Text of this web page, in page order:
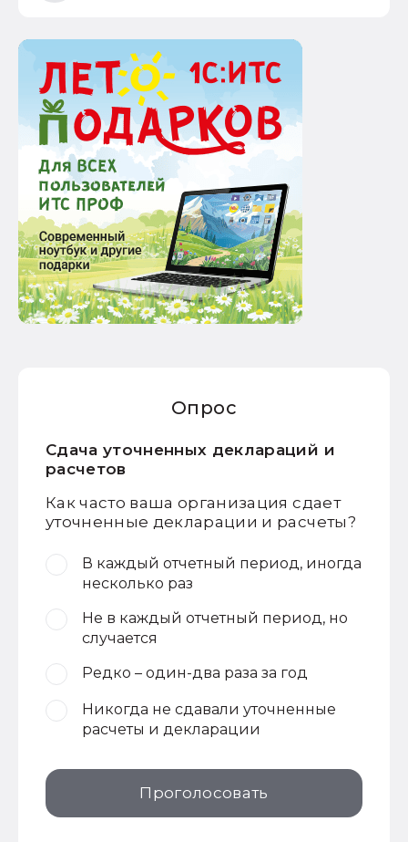
Опрос
Сдача уточненных деклараций и
расчетов
Как часто ваша организация сдает
уточненные декларации и расчеты?
В каждый отчетный период, иногда
несколько раз
Не в каждый отчетный период, но
случается
Редко – один-два раза за год
Никогда не сдавали уточненные
расчеты и декларации
Проголосовать